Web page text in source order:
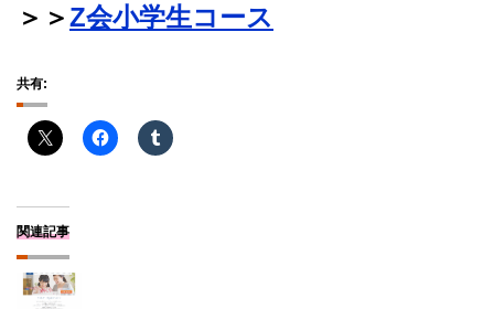
＞＞Z会小学生コース
共有:
関連記事